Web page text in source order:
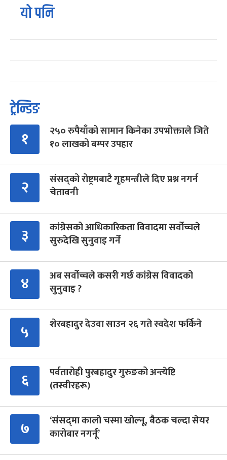
यो पनि
ट्रेन्डिङ
१
२५० रुपैयाँको सामान किनेका उपभोक्ताले जिते
१० लाखको बम्पर उपहार
२
संसद्को रोष्ट्रमबाटै गृहमन्त्रीले दिए प्रश्न नगर्न
चेतावनी
३
कांग्रेसको आधिकारिकता विवादमा सर्वोच्चले
सुरुदेखि सुनुवाइ गर्ने
४
अब सर्वोच्चले कसरी गर्छ कांग्रेस विवादको
सुनुवाइ ?
५ शेरबहादुर देउवा साउन २६ गते स्वदेश फर्किने
६
पर्वतारोही पुरबहादुर गुरुङको अन्त्येष्टि
(तस्वीरहरू)
७
‘संसद्‍मा कालो चस्मा खोल्नू, बैठक चल्दा सेयर
कारोबार नगर्नू’